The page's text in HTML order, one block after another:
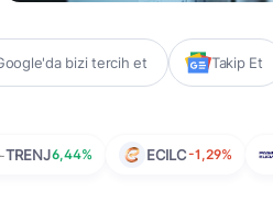
bizi tercih et Takip Et
TRENJ6,44% ECILC-1,29%